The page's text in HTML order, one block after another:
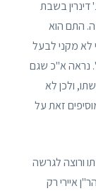
דינרין בשבת
התם הוא
לא מקני לבעל
נראה א"כ שגם
ולכן לא
זאת על
ורוצה לגרשה
איירי רק